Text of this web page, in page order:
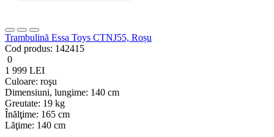
Trambulină Essa Toys CTNJ55, Roșu
Cod produs: 142415
0
1 999 LEI
Culoare: roşu
Dimensiuni, lungime: 140 cm
Greutate: 19 kg
Înălţime: 165 cm
Lăţime: 140 cm